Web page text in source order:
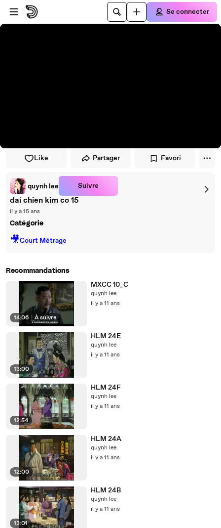
Passer au player
Passer au contenu principal
Se connecter
Like Partager Favori
quynh lee Suivre
dai chien kim co 15
il y a 15 ans
Catégorie
🎥Court Métrage
Recommandations
14:06 À suivre
MXCC 10_C
quynh lee
il y a 11 ans
13:00
HLM 24E
quynh lee
il y a 11 ans
12:54
HLM 24F
quynh lee
il y a 11 ans
12:00
HLM 24A
quynh lee
il y a 11 ans
13:01
HLM 24B
quynh lee
il y a 11 ans